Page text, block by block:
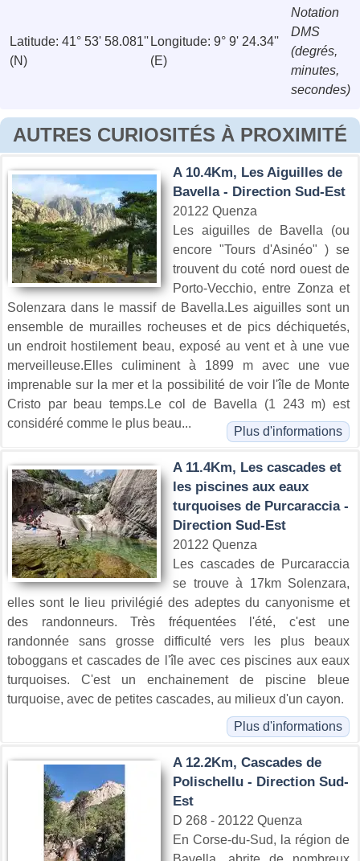
Latitude: 41° 53' 58.081''
(N)
Longitude: 9° 9' 24.34''
(E)
Notation
DMS
(degrés,
minutes,
secondes)
AUTRES CURIOSITÉS À PROXIMITÉ
A 10.4Km, Les Aiguilles de
Bavella - Direction Sud-Est
20122 Quenza
Les aiguilles de Bavella (ou
encore "Tours d'Asinéo" ) se
trouvent du coté nord ouest de
Porto-Vecchio, entre Zonza et
Solenzara dans le massif de Bavella.Les aiguilles sont un
ensemble de murailles rocheuses et de pics déchiquetés,
un endroit hostilement beau, exposé au vent et à une vue
merveilleuse.Elles culiminent à 1899 m avec une vue
imprenable sur la mer et la possibilité de voir l'île de Monte
Cristo par beau temps.Le col de Bavella (1 243 m) est
considéré comme le plus beau...
Plus d'informations
A 11.4Km, Les cascades et
les piscines aux eaux
turquoises de Purcaraccia -
Direction Sud-Est
20122 Quenza
Les cascades de Purcaraccia
se trouve à 17km Solenzara,
elles sont le lieu privilégié des adeptes du canyonisme et
des randonneurs. Très fréquentées l'été, c'est une
randonnée sans grosse difficulté vers les plus beaux
toboggans et cascades de l'île avec ces piscines aux eaux
turquoises. C'est un enchainement de piscine bleue
turquoise, avec de petites cascades, au milieux d'un cayon.
Plus d'informations
A 12.2Km, Cascades de
Polischellu - Direction Sud-
Est
D 268 - 20122 Quenza
En Corse-du-Sud, la région de